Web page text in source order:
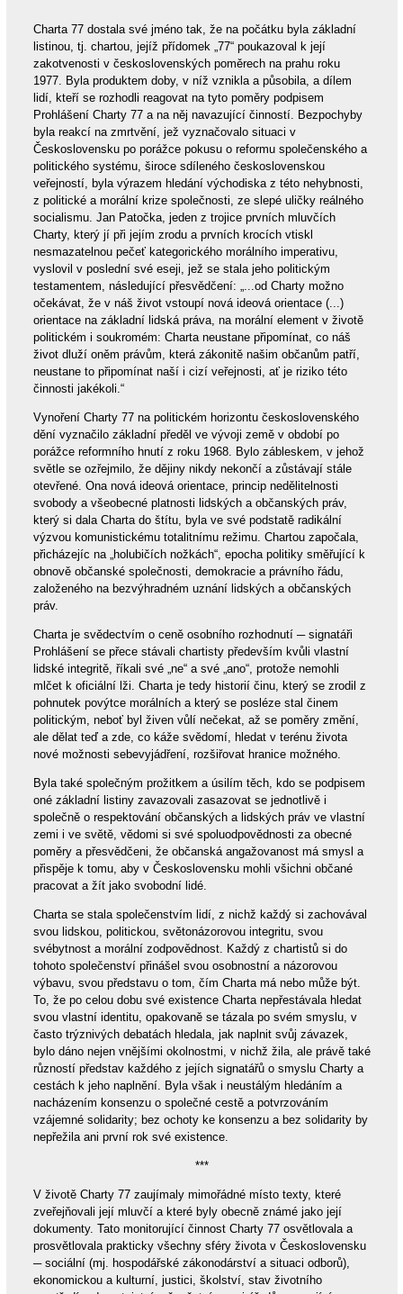
Charta 77 dostala své jméno tak, že na počátku byla základní
listinou, tj. chartou, jejíž přídomek „77“ poukazoval k její
zakotvenosti v československých poměrech na prahu roku
1977. Byla produktem doby, v níž vznikla a působila, a dílem
lidí, kteří se rozhodli reagovat na tyto poměry podpisem
Prohlášení Charty 77 a na něj navazující činností. Bezpochyby
byla reakcí na zmrtvění, jež vyznačovalo situaci v
Československu po porážce pokusu o reformu společenského a
politického systému, široce sdíleného československou
veřejností, byla výrazem hledání východiska z této nehybnosti,
z politické a morální krize společnosti, ze slepé uličky reálného
socialismu. Jan Patočka, jeden z trojice prvních mluvčích
Charty, který jí při jejím zrodu a prvních krocích vtiskl
nesmazatelnou pečeť kategorického morálního imperativu,
vyslovil v poslední své eseji, jež se stala jeho politickým
testamentem, následující přesvědčení: „...od Charty možno
očekávat, že v náš život vstoupí nová ideová orientace (...)
orientace na základní lidská práva, na morální element v životě
politickém i soukromém: Charta neustane připomínat, co náš
život dluží oněm právům, která zákonitě našim občanům patří,
neustane to připomínat naší i cizí veřejnosti, ať je riziko této
činnosti jakékoli.“
Vynoření Charty 77 na politickém horizontu československého
dění vyznačilo základní předěl ve vývoji země v období po
porážce reformního hnutí z roku 1968. Bylo zábleskem, v jehož
světle se ozřejmilo, že dějiny nikdy nekončí a zůstávají stále
otevřené. Ona nová ideová orientace, princip nedělitelnosti
svobody a všeobecné platnosti lidských a občanských práv,
který si dala Charta do štítu, byla ve své podstatě radikální
výzvou komunistickému totalitnímu režimu. Chartou započala,
přicházejíc na „holubičích nožkách“, epocha politiky směřující k
obnově občanské společnosti, demokracie a právního řádu,
založeného na bezvýhradném uznání lidských a občanských
práv.
Charta je svědectvím o ceně osobního rozhodnutí ─ signatáři
Prohlášení se přece stávali chartisty především kvůli vlastní
lidské integritě, říkali své „ne“ a své „ano“, protože nemohli
mlčet k oficiální lži. Charta je tedy historií činu, který se zrodil z
pohnutek povýtce morálních a který se posléze stal činem
politickým, neboť byl živen vůlí nečekat, až se poměry změní,
ale dělat teď a zde, co káže svědomí, hledat v terénu života
nové možnosti sebevyjádření, rozšiřovat hranice možného.
Byla také společným prožitkem a úsilím těch, kdo se podpisem
oné základní listiny zavazovali zasazovat se jednotlivě i
společně o respektování občanských a lidských práv ve vlastní
zemi i ve světě, vědomi si své spoluodpovědnosti za obecné
poměry a přesvědčeni, že občanská angažovanost má smysl a
přispěje k tomu, aby v Československu mohli všichni občané
pracovat a žít jako svobodní lidé.
Charta se stala společenstvím lidí, z nichž každý si zachovával
svou lidskou, politickou, světonázorovou integritu, svou
svébytnost a morální zodpovědnost. Každý z chartistů si do
tohoto společenství přinášel svou osobnostní a názorovou
výbavu, svou představu o tom, čím Charta má nebo může být.
To, že po celou dobu své existence Charta nepřestávala hledat
svou vlastní identitu, opakovaně se tázala po svém smyslu, v
často trýznivých debatách hledala, jak naplnit svůj závazek,
bylo dáno nejen vnějšími okolnostmi, v nichž žila, ale právě také
růzností představ každého z jejích signatářů o smyslu Charty a
cestách k jeho naplnění. Byla však i neustálým hledáním a
nacházením konsenzu o společné cestě a potvrzováním
vzájemné solidarity; bez ochoty ke konsenzu a bez solidarity by
nepřežila ani první rok své existence.
***
V životě Charty 77 zaujímaly mimořádné místo texty, které
zveřejňovali její mluvčí a které byly obecně známé jako její
dokumenty. Tato monitorující činnost Charty 77 osvětlovala a
prosvětlovala prakticky všechny sféry života v Československu
─ sociální (mj. hospodářské zákonodárství a situaci odborů),
ekonomickou a kulturní, justici, školství, stav životního